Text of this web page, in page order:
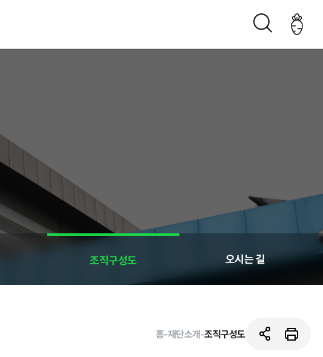
생산관리
춘천관내 농가현황
조직구성도 오시는 길
홈-재단소개 -조직구성도